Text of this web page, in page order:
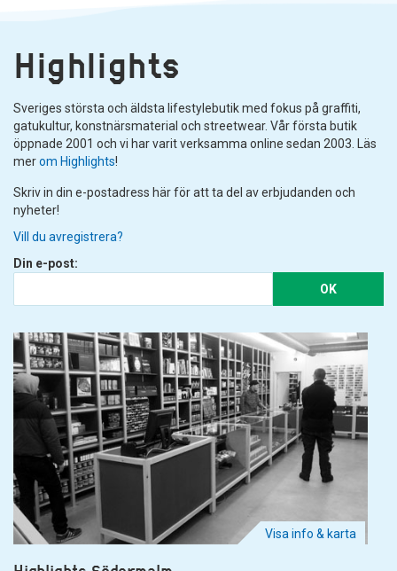
Highlights
Sveriges största och äldsta lifestylebutik med fokus på graffiti,
gatukultur, konstnärsmaterial och streetwear. Vår första butik
öppnade 2001 och vi har varit verksamma online sedan 2003. Läs
merom Highlights!
Skriv in din e-postadress här för att ta del av erbjudanden och
nyheter!
Vill du avregistrera?
Din e-post:
OK
Visa info & karta